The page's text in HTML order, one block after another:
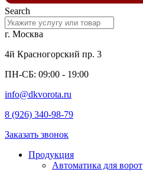
Search
г. Москва
4й Красногорский пр. 3
ПН-СБ: 09:00 - 19:00
info@dkvorota.ru
8 (926) 340-98-79
Заказать звонок
Продукция
Автоматика для ворот